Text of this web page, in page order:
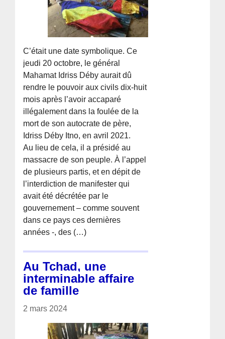
C’était une date symbolique. Ce
jeudi 20 octobre, le général
Mahamat Idriss Déby aurait dû
rendre le pouvoir aux civils dix-huit
mois après l’avoir accaparé
illégalement dans la foulée de la
mort de son autocrate de père,
Idriss Déby Itno, en avril 2021.
Au lieu de cela, il a présidé au
massacre de son peuple. À l’appel
de plusieurs partis, et en dépit de
l’interdiction de manifester qui
avait été décrétée par le
gouvernement – comme souvent
dans ce pays ces dernières
années -, des (…)
Au Tchad, une
interminable affaire
de famille
2 mars 2024